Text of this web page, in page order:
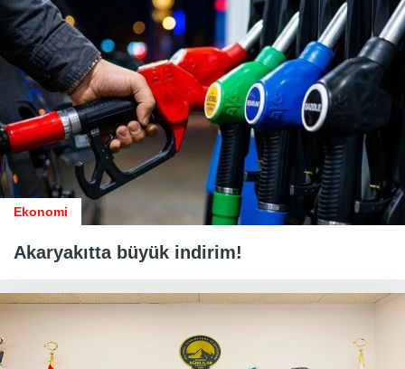
Ekonomi
Akaryakıtta büyük indirim!